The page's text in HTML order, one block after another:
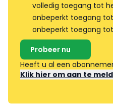
volledig toegang tot
onbeperkt toegang tot
onbeperkt toegang tot
Probeer nu
Heeft u al een
Klik hier om aan te